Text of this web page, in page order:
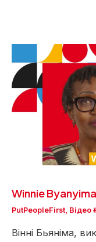
Winnie
PutPeopleFirst Відео
Вінні Бьяніма,